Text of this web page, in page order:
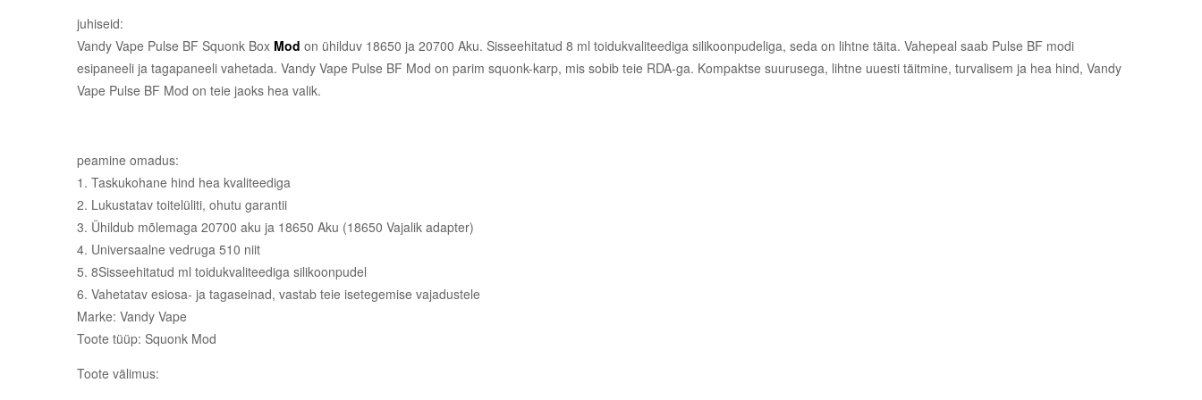
juhiseid:
Vandy Vape Pulse BF Squonk Box Mod on ühilduv 18650 ja 20700 Aku. Sisseehitatud 8 ml toidukvaliteediga silikoonpudeliga, seda on lihtne täita. Vahepeal saab Pulse BF modi
esipaneeli ja tagapaneeli vahetada. Vandy Vape Pulse BF Mod on parim squonk-karp, mis sobib teie RDA-ga. Kompaktse suurusega, lihtne uuesti täitmine, turvalisem ja hea hind, Vandy
Vape Pulse BF Mod on teie jaoks hea valik.
peamine omadus:
1. Taskukohane hind hea kvaliteediga
2. Lukustatav toitelüliti, ohutu garantii
3. Ühildub mõlemaga 20700 aku ja 18650 Aku (18650 Vajalik adapter)
4. Universaalne vedruga 510 niit
5. 8Sisseehitatud ml toidukvaliteediga silikoonpudel
6. Vahetatav esiosa- ja tagaseinad, vastab teie isetegemise vajadustele
Marke: Vandy Vape
Toote tüüp: Squonk Mod
Toote välimus: